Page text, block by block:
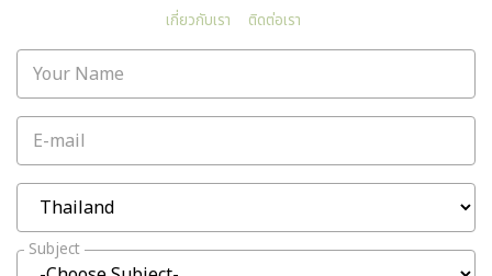
เกี่ยวกับเรา ติดต่อเรา
Your Name
E-mail
Subject